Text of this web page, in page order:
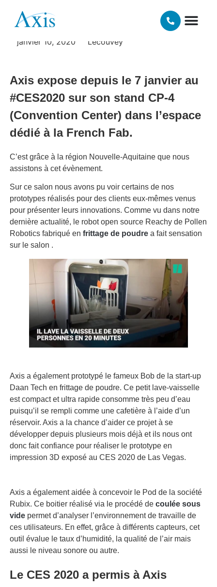
#CES2020 !
janvier 10, 2020 Lecouvey
Axis expose depuis le 7 janvier au
#CES2020 sur son stand CP-4
(Convention Center) dans l’espace
dédié à la French Fab.
C’est grâce à la région Nouvelle-Aquitaine que nous
assistons à cet évènement.
Sur ce salon nous avons pu voir certains de nos
prototypes réalisés pour des clients eux-mêmes venus
pour présenter leurs innovations. Comme vu dans notre
dernière actualité, le robot open source Reachy de Pollen
Robotics fabriqué en frittage de poudre a fait sensation
sur le salon .
Axis a également prototypé le fameux Bob de la start-up
Daan Tech en frittage de poudre. Ce petit lave-vaisselle
est compact et ultra rapide consomme très peu d’eau
puisqu’il se rempli comme une cafetière à l’aide d’un
réservoir. Axis a la chance d’aider ce projet à se
développer depuis plusieurs mois déjà et ils nous ont
donc fait confiance pour réaliser le prototype en
impression 3D exposé au CES 2020 de Las Vegas.
Axis a également aidée à concevoir le Pod de la société
Rubix. Ce boitier réalisé via le procédé de coulée sous
vide permet d’analyser l’environnement de travaille de
ces utilisateurs. En effet, grâce à différents capteurs, cet
outil évalue le taux d’humidité, la qualité de l’air mais
aussi le niveau sonore ou autre.
Le CES 2020 a permis à Axis